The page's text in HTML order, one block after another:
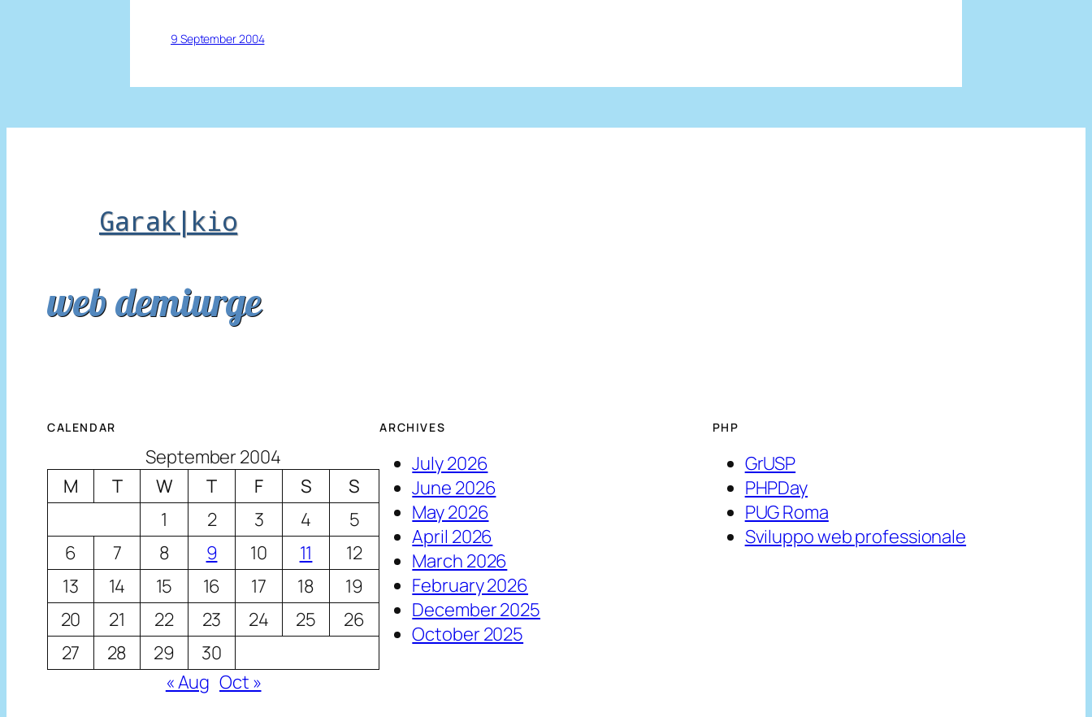
9 September 2004
Garak|kio
web demiurge
CALENDAR
September 2004
M
T W T F S
S
1
2 3 4
5
6
7 8 9 10 11
12
13
14 15 16 17 18
19
20
21 22 23 24 25
26
27
28 29
30
« Aug Oct »
ARCHIVES
July 2026
June 2026
May 2026
April 2026
March 2026
February 2026
December 2025
October 2025
PHP
GrUSP
PHPDay
PUG Roma
Sviluppo web professionale